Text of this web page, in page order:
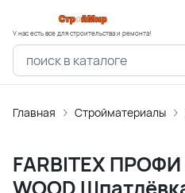
У нас есть все для строительства и ремонта!
Главная Стройматериалы
FARBITEX ПРОФИ